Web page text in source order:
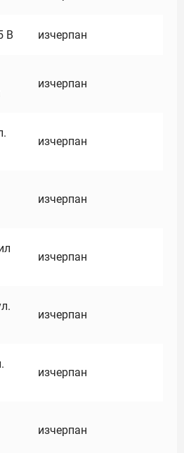
В изчерпан
изчерпан
изчерпан
изчерпан
изчерпан
изчерпан
изчерпан
изчерпан